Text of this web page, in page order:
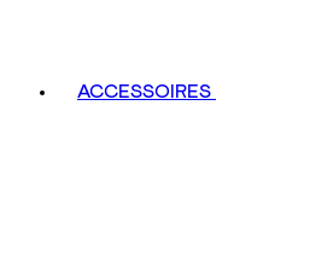
ACCESSOIRES